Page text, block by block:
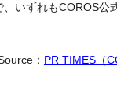
いずれもCOROS公
： PR TIMES（